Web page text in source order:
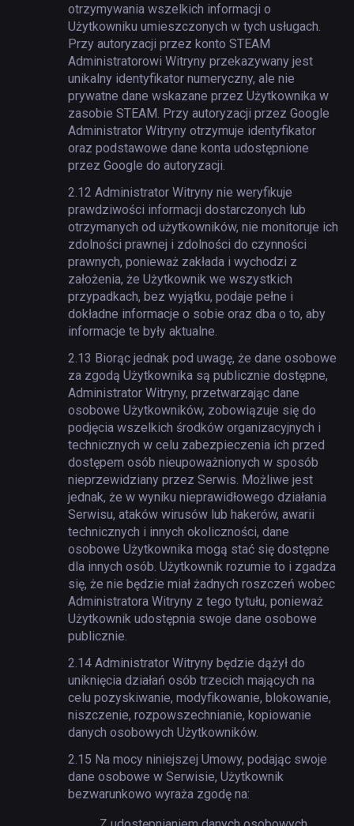
otrzymywania wszelkich informacji o
Użytkowniku umieszczonych w tych usługach.
Przy autoryzacji przez konto STEAM
Administratorowi Witryny przekazywany jest
unikalny identyfikator numeryczny, ale nie
prywatne dane wskazane przez Użytkownika w
zasobie STEAM. Przy autoryzacji przez Google
Administrator Witryny otrzymuje identyfikator
oraz podstawowe dane konta udostępnione
przez Google do autoryzacji.
2.12 Administrator Witryny nie weryfikuje
prawdziwości informacji dostarczonych lub
otrzymanych od użytkowników, nie monitoruje ich
zdolności prawnej i zdolności do czynności
prawnych, ponieważ zakłada i wychodzi z
założenia, że Użytkownik we wszystkich
przypadkach, bez wyjątku, podaje pełne i
dokładne informacje o sobie oraz dba o to, aby
informacje te były aktualne.
2.13 Biorąc jednak pod uwagę, że dane osobowe
za zgodą Użytkownika są publicznie dostępne,
Administrator Witryny, przetwarzając dane
osobowe Użytkowników, zobowiązuje się do
podjęcia wszelkich środków organizacyjnych i
technicznych w celu zabezpieczenia ich przed
dostępem osób nieupoważnionych w sposób
nieprzewidziany przez Serwis. Możliwe jest
jednak, że w wyniku nieprawidłowego działania
Serwisu, ataków wirusów lub hakerów, awarii
technicznych i innych okoliczności, dane
osobowe Użytkownika mogą stać się dostępne
dla innych osób. Użytkownik rozumie to i zgadza
się, że nie będzie miał żadnych roszczeń wobec
Administratora Witryny z tego tytułu, ponieważ
Użytkownik udostępnia swoje dane osobowe
publicznie.
2.14 Administrator Witryny będzie dążył do
uniknięcia działań osób trzecich mających na
celu pozyskiwanie, modyfikowanie, blokowanie,
niszczenie, rozpowszechnianie, kopiowanie
danych osobowych Użytkowników.
2.15 Na mocy niniejszej Umowy, podając swoje
dane osobowe w Serwisie, Użytkownik
bezwarunkowo wyraża zgodę na: